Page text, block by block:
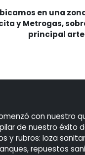
en una
y Metrogas,
principal
con nuestro
de nuestro éxito
y rubros: loza
repuestos